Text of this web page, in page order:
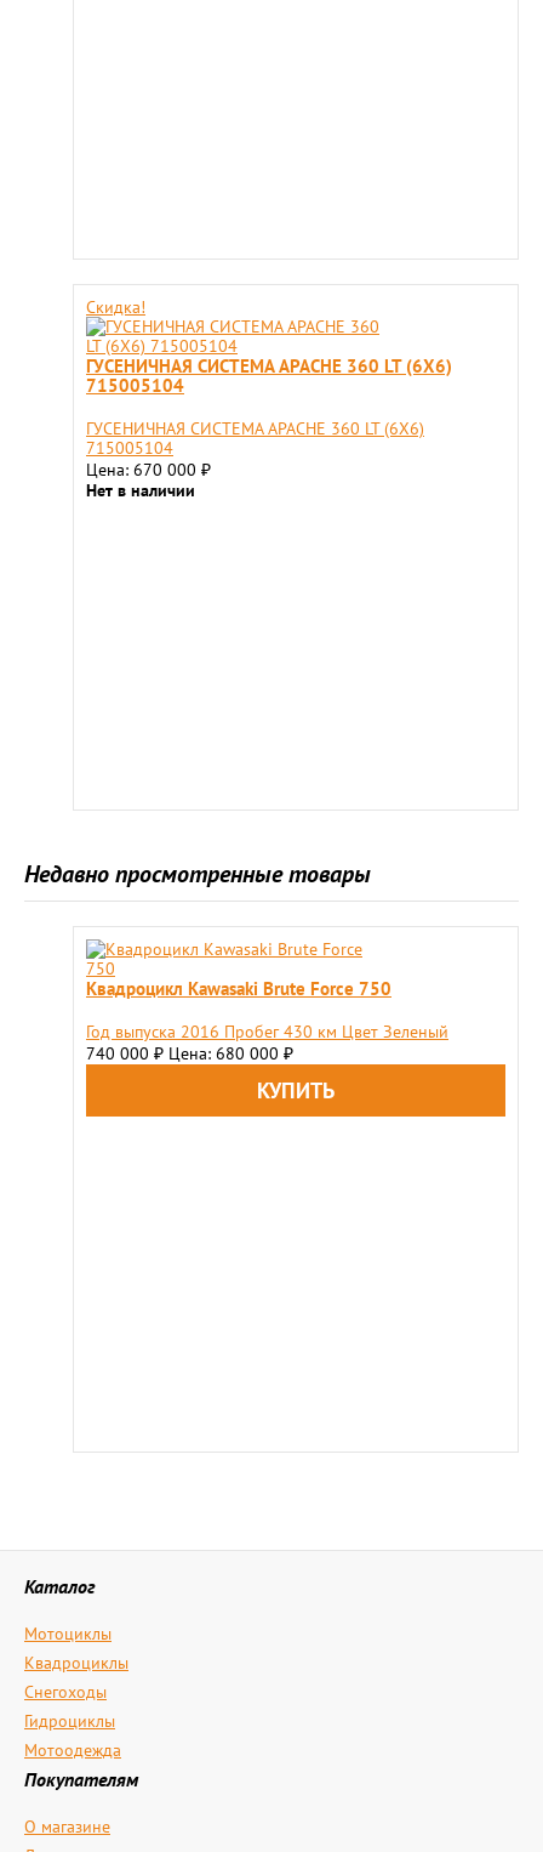
Скидка!
ГУСЕНИЧНАЯ СИСТЕМА APACHE 360 LT (6X6)
715005104
ГУСЕНИЧНАЯ СИСТЕМА APACHE 360 LT (6X6)
715005104
Цена: 670 000 ₽
Нет в наличии
Недавно просмотренные товары
Квадроцикл Kawasaki Brute Force 750
Год выпуска 2016 Пробег 430 км Цвет Зеленый
740 000 ₽ Цена: 680 000 ₽
Каталог
Мотоциклы
Квадроциклы
Снегоходы
Гидроциклы
Мотоодежда
Покупателям
О магазине